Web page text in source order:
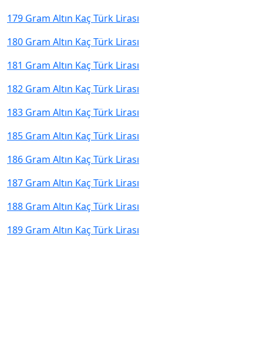
179 Gram Altın Kaç Türk Lirası
180 Gram Altın Kaç Türk Lirası
181 Gram Altın Kaç Türk Lirası
182 Gram Altın Kaç Türk Lirası
183 Gram Altın Kaç Türk Lirası
185 Gram Altın Kaç Türk Lirası
186 Gram Altın Kaç Türk Lirası
187 Gram Altın Kaç Türk Lirası
188 Gram Altın Kaç Türk Lirası
189 Gram Altın Kaç Türk Lirası